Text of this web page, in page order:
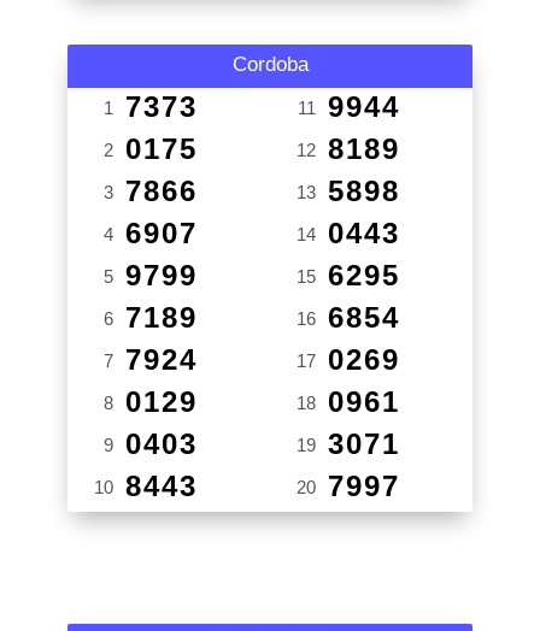
Cordoba
1 7373
2 0175
3 7866
4 6907
5 9799
6 7189
7 7924
8 0129
9 0403
10 8443
11 9944
12 8189
13 5898
14 0443
15 6295
16 6854
17 0269
18 0961
19 3071
20 7997